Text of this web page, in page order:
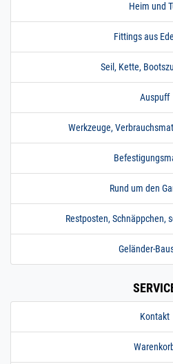
Heim und
Fittings aus
Seil, Kette,
Auspuff
Werkzeuge,
Rund um den
Restposten, Schnäppchen,
Geländer-
Kontakt